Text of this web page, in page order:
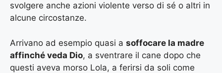
svolgere anche azioni violente verso di sé o altri in
alcune circostanze.
Arrivano ad esempio quasi a soffocare la madre
affinché veda Dio, a sventrare il cane dopo che
questi aveva morso Lola, a ferirsi da soli come